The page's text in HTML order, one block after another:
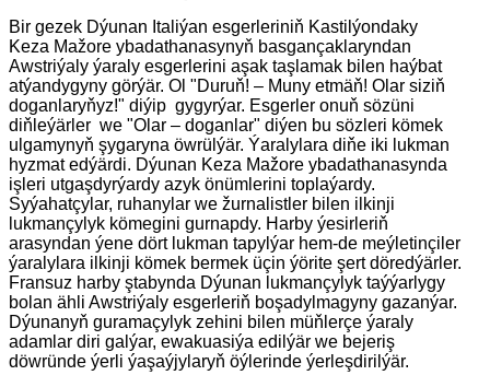
Bir gezek Dýunan Italiýan esgerleriniň Kastilýondaky
Keza Mažore ybadathanasynyň basgançaklaryndan
Awstriýaly ýaraly esgerlerini aşak taşlamak bilen haýbat
atýandygyny görýär. Ol "Duruň! – Muny etmäň! Olar siziň
doganlaryňyz!" diýip gygyrýar. Esgerler onuň sözüni
diňleýärler we "Olar – doganlar" diýen bu sözleri kömek
ulgamynyň şygaryna öwrülýär. Ýaralylara diňe iki lukman
hyzmat edýärdi. Dýunan Keza Mažore ybadathanasynda
işleri utgaşdyrýardy azyk önümlerini toplaýardy.
Syýahatçylar, ruhanylar we žurnalistler bilen ilkinji
lukmançylyk kömegini gurnapdy. Harby ýesirleriň
arasyndan ýene dört lukman tapylýar hem-de meýletinçiler
ýaralylara ilkinji kömek bermek üçin ýörite şert döredýärler.
Fransuz harby ştabynda Dýunan lukmançylyk taýýarlygy
bolan ähli Awstriýaly esgerleriň boşadylmagyny gazanýar.
Dýunanyň guramaçylyk zehini bilen müňlerçe ýaraly
adamlar diri galýar, ewakuasiýa edilýär we bejeriş
döwründe ýerli ýaşaýjylaryň öýlerinde ýerleşdirilýär.